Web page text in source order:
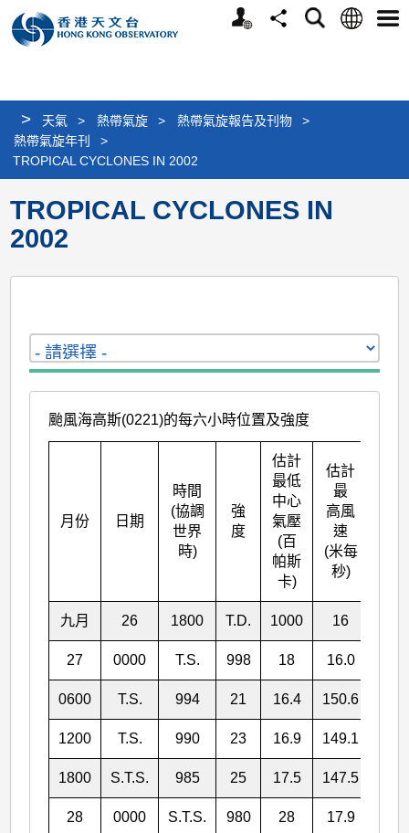
個
分
搜
語
選
> 天氣 > 熱帶氣旋 > 熱帶氣旋報告及刊物
>
熱帶氣旋年刊
>
TROPICAL CYCLONES IN 2002
TROPICAL CYCLONES IN
2002
颱風海高斯(0221)的每六小時位置及強度
月份 日期
時間
(協調
世界
時)
強
度
估計
最低
中心
氣壓
(百
帕斯
卡)
估計
最
高風
速
(米每
秒)
九月 26 1800 T.D. 1000 16
27 0000 T.S. 998 18 16.0
0600 T.S. 994 21 16.4 150.6
1200 T.S. 990 23 16.9 149.1
1800 S.T.S. 985 25 17.5 147.5
28 0000 S.T.S. 980 28 17.9